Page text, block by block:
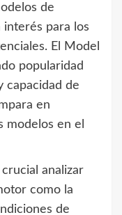
de
para los
El Model
popularidad
capacidad de
en
en el
analizar
como la
de